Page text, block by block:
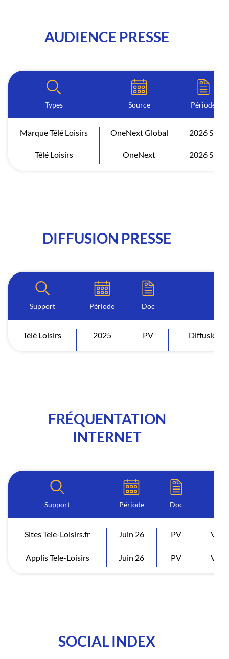
AUDIENCE PRESSE
Types Source Période
Marque Télé Loisirs OneNext Global 2026 S1
Télé Loisirs OneNext 2026 S1
DIFFUSION PRESSE
Support Période Doc
Télé Loisirs 2025 PV Diffusion
FRÉQUENTATION
INTERNET
Support Période Doc
Sites Tele-Loisirs.fr Juin 26 PV
Applis Tele-Loisirs Juin 26 PV
SOCIAL INDEX